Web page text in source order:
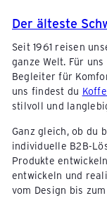
Der älteste
Seit 1961 reisen
ganze Welt. Für
Begleiter für
uns findest du
stilvoll und
Ganz gleich, ob du
individuelle B2B-
Produkte
entwickeln und
vom Design bis